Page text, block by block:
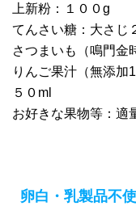
上新粉：１００g
てんさい糖：大さじ
さつまいも（鳴門金
りんご果汁（無添加
５０ml
お好きな果物等：適
卵白・乳製品不